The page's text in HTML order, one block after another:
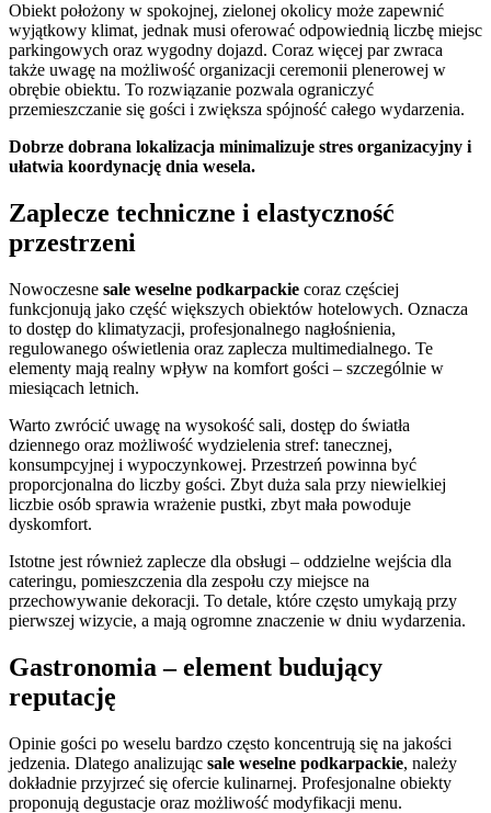
Obiekt położony w spokojnej, zielonej okolicy może zapewnić
wyjątkowy klimat, jednak musi oferować odpowiednią liczbę miejsc
parkingowych oraz wygodny dojazd. Coraz więcej par zwraca
także uwagę na możliwość organizacji ceremonii plenerowej w
obrębie obiektu. To rozwiązanie pozwala ograniczyć
przemieszczanie się gości i zwiększa spójność całego wydarzenia.
Dobrze dobrana lokalizacja minimalizuje stres organizacyjny i
ułatwia koordynację dnia wesela.
Zaplecze techniczne i elastyczność
przestrzeni
Nowoczesne sale weselne podkarpackie coraz częściej
funkcjonują jako część większych obiektów hotelowych. Oznacza
to dostęp do klimatyzacji, profesjonalnego nagłośnienia,
regulowanego oświetlenia oraz zaplecza multimedialnego. Te
elementy mają realny wpływ na komfort gości – szczególnie w
miesiącach letnich.
Warto zwrócić uwagę na wysokość sali, dostęp do światła
dziennego oraz możliwość wydzielenia stref: tanecznej,
konsumpcyjnej i wypoczynkowej. Przestrzeń powinna być
proporcjonalna do liczby gości. Zbyt duża sala przy niewielkiej
liczbie osób sprawia wrażenie pustki, zbyt mała powoduje
dyskomfort.
Istotne jest również zaplecze dla obsługi – oddzielne wejścia dla
cateringu, pomieszczenia dla zespołu czy miejsce na
przechowywanie dekoracji. To detale, które często umykają przy
pierwszej wizycie, a mają ogromne znaczenie w dniu wydarzenia.
Gastronomia – element budujący
reputację
Opinie gości po weselu bardzo często koncentrują się na jakości
jedzenia. Dlatego analizując sale weselne podkarpackie, należy
dokładnie przyjrzeć się ofercie kulinarnej. Profesjonalne obiekty
proponują degustacje oraz możliwość modyfikacji menu.